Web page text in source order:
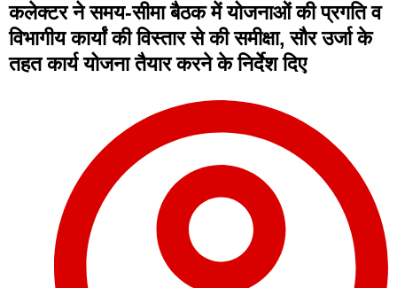
कलेक्टर ने समय-सीमा बैठक में योजनाओं की प्रगति व
विभागीय कार्यां की विस्तार से की समीक्षा, सौर उर्जा के
तहत कार्य योजना तैयार करने के निर्देश दिए